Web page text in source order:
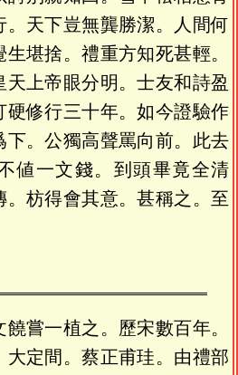
。天下豈無龔勝潔。人間何
堪捨。禮重方知死甚輕。
上帝眼分明。士友和詩盈
硬修行三十年。如今證驗作
下。公獨高聲罵向前。此去
値一文錢。到頭畢竟全清
。枋得會其意。甚稱之。至
嘗一植之。歷宋數百年。
大定間。蔡正甫珪。由禮部